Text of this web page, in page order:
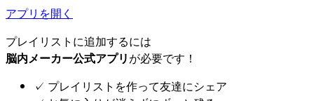
アプリを開く
プレイリストに追加するには
脳内メーカー公式アプリが必要です！
✓ プレイリストを作って友達にシェア